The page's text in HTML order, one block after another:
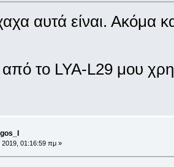
αυτά είναι. Ακόμα
από το LYA-L29 μου
2019, 01:16:59 πμ »